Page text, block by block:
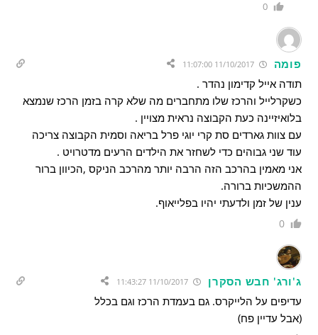
0
פומה 11/10/2017 11:07:00
תודה אייל קדימון נהדר .
כשקרלייל והרכז שלו מתחברים מה שלא קרה בזמן הרכז שנמצא
בלואיזיינה כעת הקבוצה נראית מצויין .
עם צוות גארדים סת קרי יוגי פרל בריאה וסמית הקבוצה צריכה
עוד שני גבוהים כדי לשחזר את הילדים הרעים מדטרויט .
אני מאמין בהרכב הזה הרבה יותר מהרכב הניקס ,הכיוון ברור
ההמשכיות ברורה.
ענין של זמן ולדעתי יהיו בפלייאוף.
0
ג'ורג' חבש הסקרן
עדיפים על הלייקרס. גם בעמדת הרכז וגם בכלל
(אבל עדיין פח)